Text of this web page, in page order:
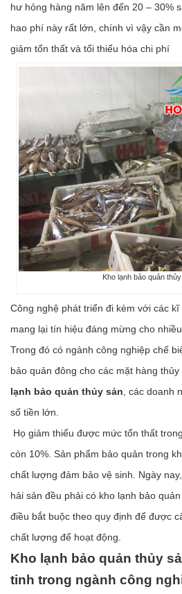
hư hỏng hàng năm lên đến 20 – 30%
hao phí này rất lớn, chính vì vậy cần
giảm tổn thất và tối thiểu hóa chi phí
Kho lạnh bảo quản
Công nghệ phát triển đi kèm với các
mang lại tín hiệu đáng mừng cho
Trong đó có ngành công nghiệp chế
bảo quản đông cho các mặt hàng
lạnh bảo quản thủy sản , các doanh
số tiền lớn.
Họ giảm thiểu được mức tổn thất
còn 10%. Sản phẩm bảo quản trong
chất lượng đảm bảo vệ sinh. Ngày
hải sản đều phải có kho lạnh bảo
điều bắt buộc theo quy định để được
chất lượng để hoạt động.
Kho lạnh bảo quản thủy
tinh trong ngành công